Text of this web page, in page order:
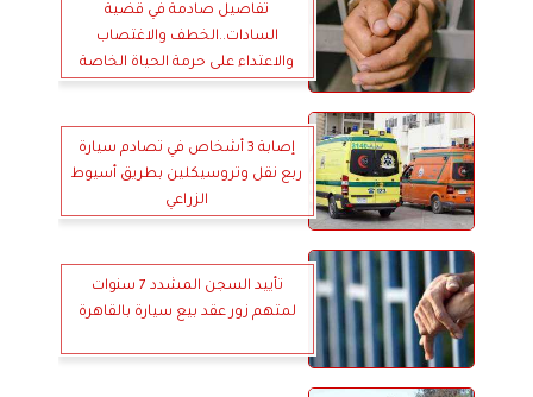
تفاصيل صادمة في قضية
السادات..الخطف والاغتصاب
والاعتداء على حرمة الحياة الخاصة
إصابة 3 أشخاص في تصادم سيارة
ربع نقل وتروسيكلين بطريق أسيوط
الزراعي
تأييد السجن المشدد 7 سنوات
لمتهم زور عقد بيع سيارة بالقاهرة